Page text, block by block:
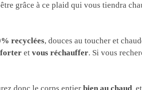
grâce à ce plaid qui vous tiendra
recyclées, douces au toucher et
etvous réchauffer. Si vous